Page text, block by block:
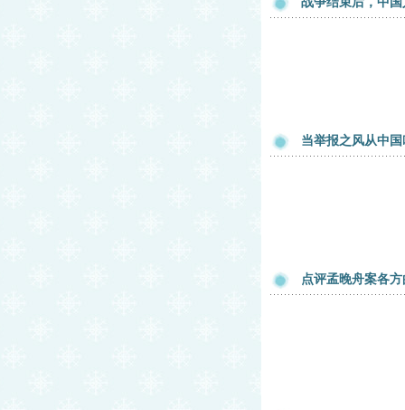
当举报之风从中
点评孟晚舟案各